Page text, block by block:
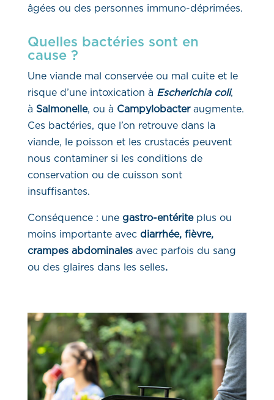
âgées ou des personnes immuno-déprimées.
Quelles bactéries sont en
cause ?
Une viande mal conservée ou mal cuite et le
risque d’une intoxication à Escherichia coli,
à Salmonelle, ou à Campylobacter augmente.
Ces bactéries, que l’on retrouve dans la
viande, le poisson et les crustacés peuvent
nous contaminer si les conditions de
conservation ou de cuisson sont
insuffisantes.
Conséquence : une gastro-entérite plus ou
moins importante avec diarrhée, fièvre,
crampes abdominales avec parfois du sang
ou des glaires dans les selles.